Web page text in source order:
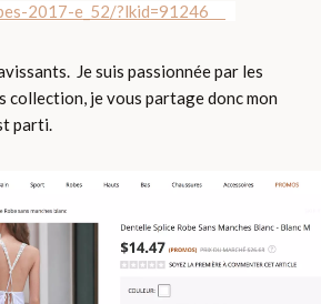
2017-e_52/?lkid=91246
Je suis passionnée par les
collection, je vous partage donc mon
parti.